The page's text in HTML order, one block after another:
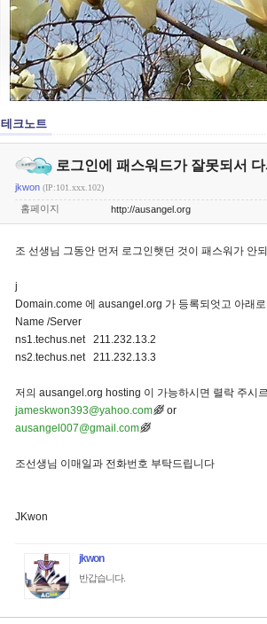
테크노트
로그인에 패스워드가 잘못되서
jkwon (IP:101.xxx.102)
홈페이지 http://ausangel.org
조 선생님 그동안 먼저 로그인햇던 것이 패스워가 안
j
Domain.come 에 ausangel.org 가 등록되엇고 아래
Name /Server
ns1.techus.net 211.232.13.2
ns2.techus.net 211.232.13.3
저의 ausangel.org hosting 이 가능하시면 렬락 주시
jameskwon393@yahoo.com
or
ausangel007@gmail.com
조선생님 이매일과 전화번호 부탁드립니다
JKwon
jkwon
반갑습니다.